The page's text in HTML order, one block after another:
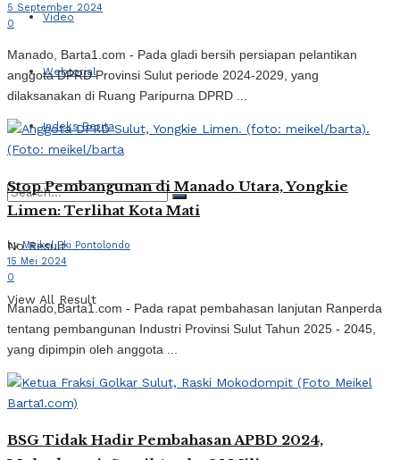
Video
Webtorial
Indeks Berita
No Result
View All Result
5 September 2024
0
Manado, Barta1.com - Pada gladi bersih persiapan pelantikan
anggota DPRD Provinsi Sulut periode 2024-2029, yang
dilaksanakan di Ruang Paripurna DPRD ...
Stop Pembangunan di Manado Utara, Yongkie
Limen: Terlihat Kota Mati
by Meikel Eki Pontolondo
15 Mei 2024
0
Manado,Barta1.com - Pada rapat pembahasan lanjutan Ranperda
tentang pembangunan Industri Provinsi Sulut Tahun 2025 - 2045,
yang dipimpin oleh anggota ...
BSG Tidak Hadir Pembahasan APBD 2024,